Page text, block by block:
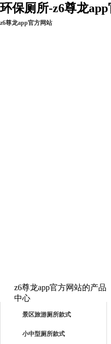
环保厕所-z6尊龙
z6尊龙app官方网站
z6尊龙app官方网站的产品
中心
景区旅游厕所款式
小中型厕所款式